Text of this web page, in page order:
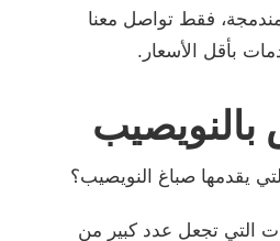
فقط تواصل معنا
بأقل الأسعار.
يقدمها صباغ النويصيب؟
التي تجعل عدد كبير من